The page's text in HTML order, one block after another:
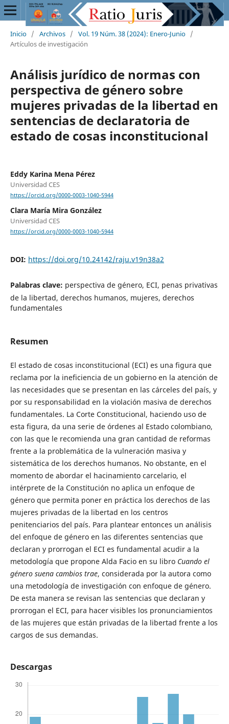
Inicio / Archivos / Vol. 19 Núm. 38 (2024): Enero-Junio /
Artículos de investigación
Análisis jurídico de normas con
perspectiva de género sobre
mujeres privadas de la libertad en
sentencias de declaratoria de
estado de cosas inconstitucional
Eddy Karina Mena Pérez
Universidad CES
https://orcid.org/0000-0003-1040-5944
Clara María Mira González
Universidad CES
https://orcid.org/0000-0003-1040-5944
DOI: https://doi.org/10.24142/raju.v19n38a2
Palabras clave: perspectiva de género, ECI, penas privativas
de la libertad, derechos humanos, mujeres, derechos
fundamentales
Resumen
El estado de cosas inconstitucional (ECI) es una figura que
reclama por la ineficiencia de un gobierno en la atención de
las necesidades que se presentan en las cárceles del país, y
por su responsabilidad en la violación masiva de derechos
fundamentales. La Corte Constitucional, haciendo uso de
esta figura, da una serie de órdenes al Estado colombiano,
con las que le recomienda una gran cantidad de reformas
frente a la problemática de la vulneración masiva y
sistemática de los derechos humanos. No obstante, en el
momento de abordar el hacinamiento carcelario, el
intérprete de la Constitución no aplica un enfoque de
género que permita poner en práctica los derechos de las
mujeres privadas de la libertad en los centros
penitenciarios del país. Para plantear entonces un análisis
del enfoque de género en las diferentes sentencias que
declaran y prorrogan el ECI es fundamental acudir a la
metodología que propone Alda Facio en su libro Cuando el
género suena cambios trae, considerada por la autora como
una metodología de investigación con enfoque de género.
De esta manera se revisan las sentencias que declaran y
prorrogan el ECI, para hacer visibles los pronunciamientos
de las mujeres que están privadas de la libertad frente a los
cargos de sus demandas.
Descargas